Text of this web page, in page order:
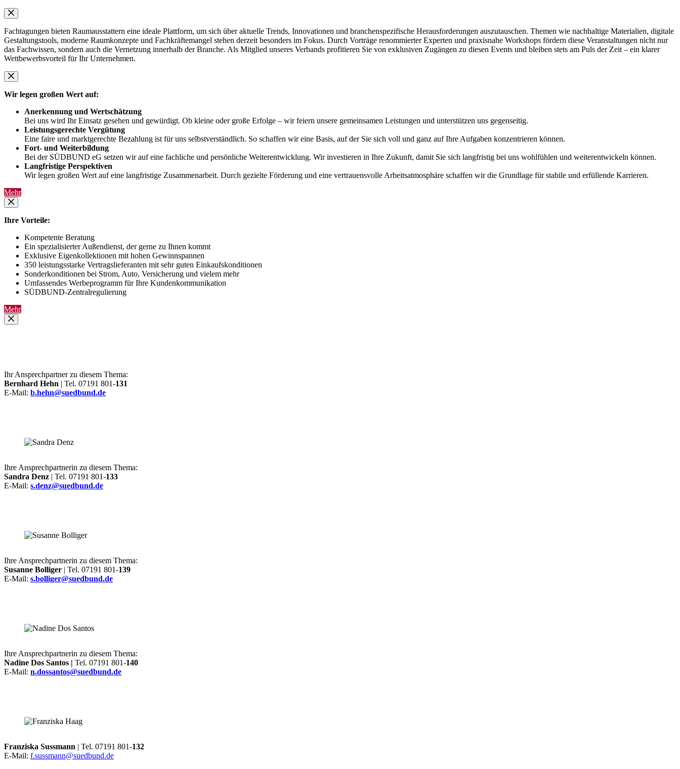
Fachtagungen bieten Raumausstattern eine ideale Plattform, um sich über aktuelle Trends, Innovationen und branchenspezifische Herausforderungen auszutauschen. Themen wie nachhaltige Materialien, digitale
Gestaltungstools, moderne Raumkonzepte und Fachkräftemangel stehen derzeit besonders im Fokus. Durch Vorträge renommierter Experten und praxisnahe Workshops fördern diese Veranstaltungen nicht nur
das Fachwissen, sondern auch die Vernetzung innerhalb der Branche. Als Mitglied unseres Verbands profitieren Sie von exklusiven Zugängen zu diesen Events und bleiben stets am Puls der Zeit – ein klarer
Wettbewerbsvorteil für Ihr Unternehmen.
Wir legen großen Wert auf:
Anerkennung und Wertschätzung
Bei uns wird Ihr Einsatz gesehen und gewürdigt. Ob kleine oder große Erfolge – wir feiern unsere gemeinsamen Leistungen und unterstützen uns gegenseitig.
Leistungsgerechte Vergütung
Eine faire und marktgerechte Bezahlung ist für uns selbstverständlich. So schaffen wir eine Basis, auf der Sie sich voll und ganz auf Ihre Aufgaben konzentrieren können.
Fort- und Weiterbildung
Bei der SÜDBUND eG setzen wir auf eine fachliche und persönliche Weiterentwicklung. Wir investieren in Ihre Zukunft, damit Sie sich langfristig bei uns wohlfühlen und weiterentwickeln können.
Langfristige Perspektiven
Wir legen großen Wert auf eine langfristige Zusammenarbeit. Durch gezielte Förderung und eine vertrauensvolle Arbeitsatmosphäre schaffen wir die Grundlage für stabile und erfüllende Karrieren.
Mehr
Ihre Vorteile:
Kompetente Beratung
Ein spezialisierter Außendienst, der gerne zu Ihnen kommt
Exklusive Eigenkollektionen mit hohen Gewinnspannen
350 leistungsstarke Vertragslieferanten mit sehr guten Einkaufskonditionen
Sonderkonditionen bei Strom, Auto, Versicherung und vielem mehr
Umfassendes Werbeprogramm für Ihre Kundenkommunikation
SÜDBUND-Zentralregulierung
Mehr
Ihr Ansprechpartner zu diesem Thema:
Bernhard Hehn | Tel. 07191 801-131
E-Mail: b.hehn@suedbund.de
Ihre Ansprechpartnerin zu diesem Thema:
Sandra Denz | Tel. 07191 801-133
E-Mail: s.denz@suedbund.de
Ihre Ansprechpartnerin zu diesem Thema:
Susanne Bolliger | Tel. 07191 801-139
E-Mail: s.bolliger@suedbund.de
Ihre Ansprechpartnerin zu diesem Thema:
Nadine Dos Santos | Tel. 07191 801-140
E-Mail: n.dossantos@suedbund.de
Franziska Sussmann | Tel. 07191 801-132
E-Mail: f.sussmann@suedbund.de